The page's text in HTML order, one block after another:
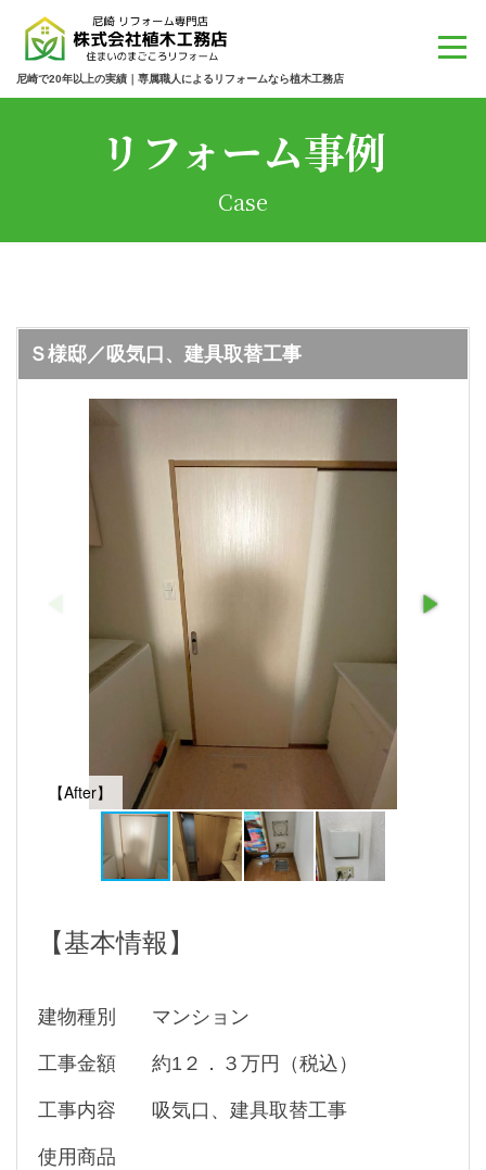
尼崎で20年以上の実績｜専属職人によるリフォームなら植木工務店
リフォーム事例
Case
Ｓ様邸／吸気口、建具取替工事
【After】
【基本情報】
建物種別 マンション
工事金額 約1２．３万円（税込）
工事内容 吸気口、建具取替工事
使用商品